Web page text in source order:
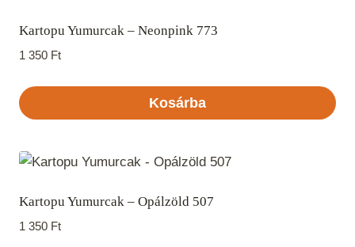
Kartopu Yumurcak – Neonpink 773
1 350 Ft
Kosárba
Kartopu Yumurcak – Opálzöld 507
1 350 Ft